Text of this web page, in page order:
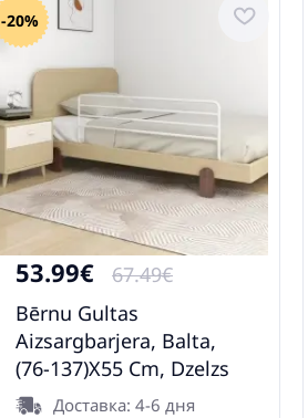
-20%
53.99€
67.49€
Bērnu Gultas
Aizsargbarjera, Balta,
(76-137)X55 Cm, Dzelzs
VidaxlДоставка: 4-6 дня